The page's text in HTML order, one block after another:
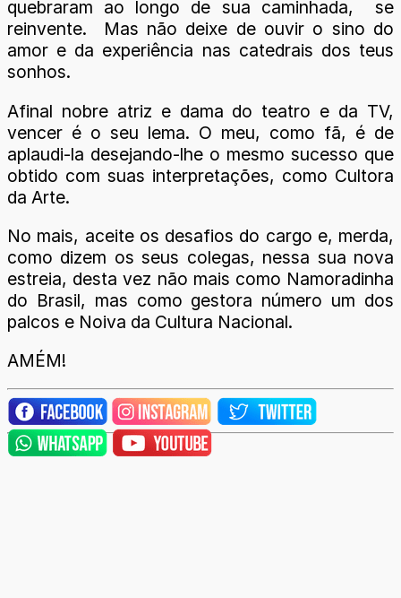
quebraram ao longo de sua caminhada, se
reinvente. Mas não deixe de ouvir o sino do
amor e da experiência nas catedrais dos teus
sonhos.
Afinal nobre atriz e dama do teatro e da TV,
vencer é o seu lema. O meu, como fã, é de
aplaudi-la desejando-lhe o mesmo sucesso que
obtido com suas interpretações, como Cultora
da Arte.
No mais, aceite os desafios do cargo e, merda,
como dizem os seus colegas, nessa sua nova
estreia, desta vez não mais como Namoradinha
do Brasil, mas como gestora número um dos
palcos e Noiva da Cultura Nacional.
AMÉM!